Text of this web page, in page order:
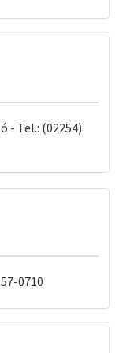
- Tel.: (02254)
0710